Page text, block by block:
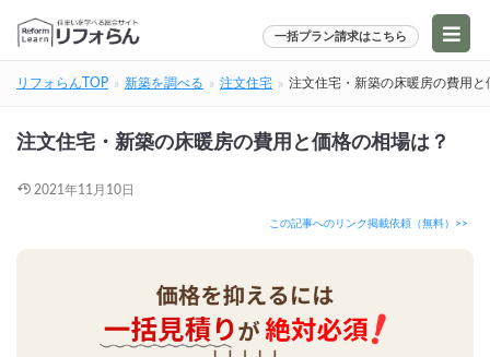
一括プラン請求はこちら
リフォらんTOP 新築を調べる 注文住宅 注文住宅・新築の床暖房の費用と
注文住宅・新築の床暖房の費用と価格の相場は？
2021年11月10日
この記事へのリンク掲載依頼（無料）>>